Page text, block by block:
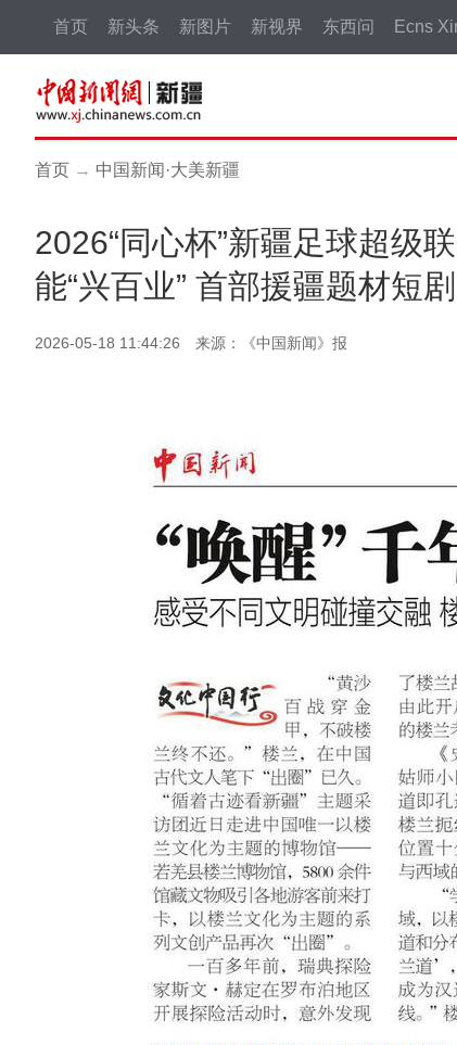
首页 新头条 新图片 新视界 东西问 Ecns
首页 → 中国新闻·大美新疆
2026“同心杯”新疆足球超级
能“兴百业” 首部援疆题材短
2026-05-18 11:44:26 来源：《中国新闻》报